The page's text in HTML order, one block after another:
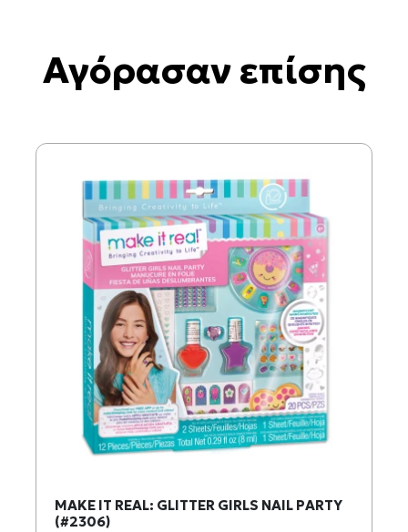
Αγόρασαν επίσης
MAKE IT REAL: GLITTER GIRLS NAIL PARTY
(#2306)